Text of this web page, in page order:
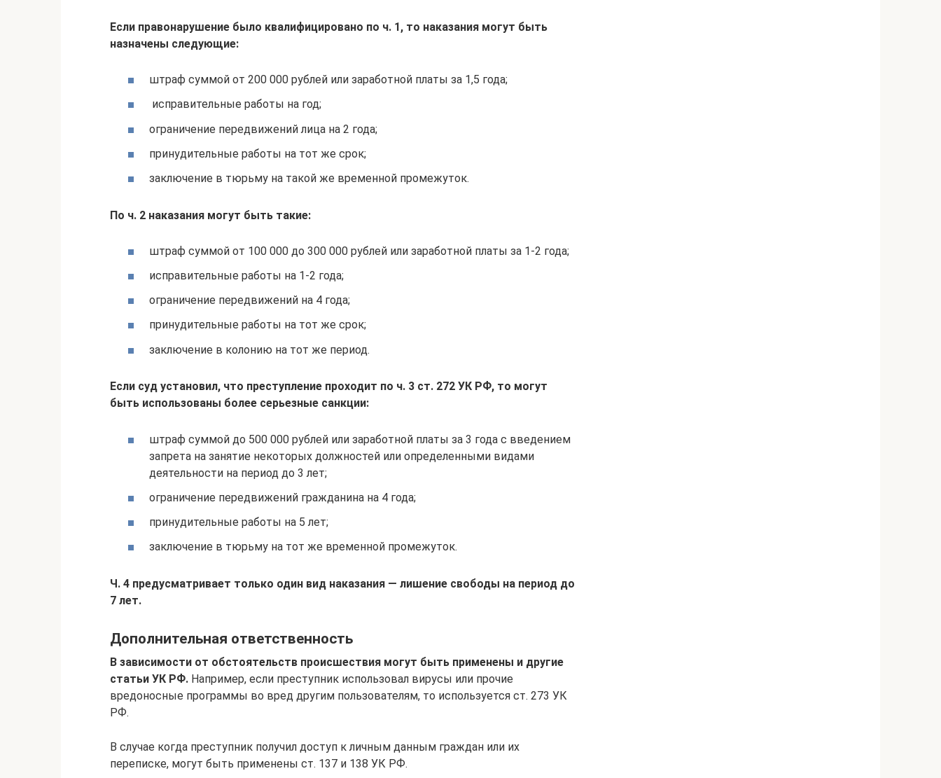
Если правонарушение было квалифицировано по ч. 1, то наказания могут быть
назначены следующие:
штраф суммой от 200 000 рублей или заработной платы за 1,5 года;
исправительные работы на год;
ограничение передвижений лица на 2 года;
принудительные работы на тот же срок;
заключение в тюрьму на такой же временной промежуток.
По ч. 2 наказания могут быть такие:
штраф суммой от 100 000 до 300 000 рублей или заработной платы за 1-2 года;
исправительные работы на 1-2 года;
ограничение передвижений на 4 года;
принудительные работы на тот же срок;
заключение в колонию на тот же период.
Если суд установил, что преступление проходит по ч. 3 ст. 272 УК РФ, то могут
быть использованы более серьезные санкции:
штраф суммой до 500 000 рублей или заработной платы за 3 года с введением
запрета на занятие некоторых должностей или определенными видами
деятельности на период до 3 лет;
ограничение передвижений гражданина на 4 года;
принудительные работы на 5 лет;
заключение в тюрьму на тот же временной промежуток.
Ч. 4 предусматривает только один вид наказания — лишение свободы на период до
7 лет.
Дополнительная ответственность
В зависимости от обстоятельств происшествия могут быть применены и другие
статьи УК РФ. Например, если преступник использовал вирусы или прочие
вредоносные программы во вред другим пользователям, то используется ст. 273 УК
РФ.
В случае когда преступник получил доступ к личным данным граждан или их
переписке, могут быть применены ст. 137 и 138 УК РФ.